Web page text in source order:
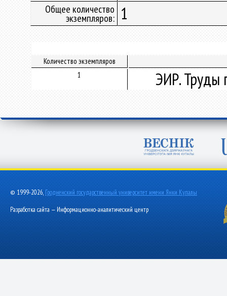
Общее количество
экземпляров: 1
Количество экземпляров
1
ЭИР. Труды
© 1999-2026, Гродненский государственный университет имени Янки Купалы
Разработка сайта — Информационно-аналитический центр